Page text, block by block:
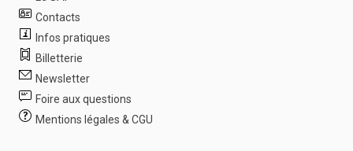
Contacts
Infos pratiques
Billetterie
Newsletter
Foire aux questions
Mentions légales & CGU